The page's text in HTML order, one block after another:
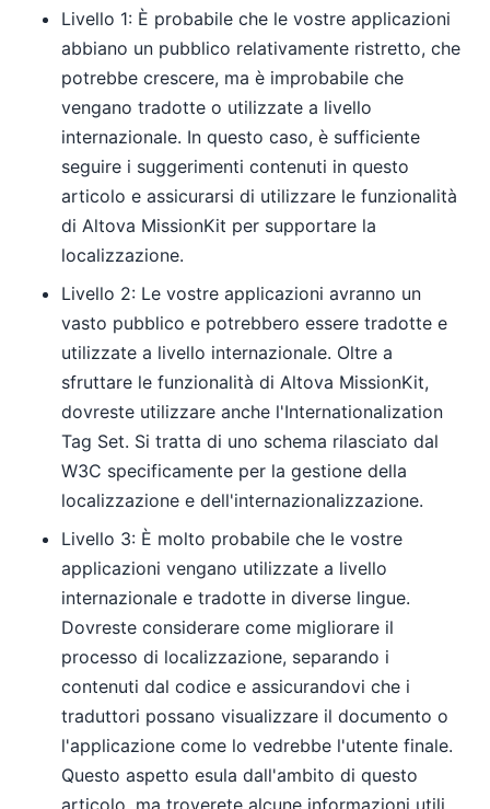
Livello 1: È probabile che le vostre applicazioni
abbiano un pubblico relativamente ristretto, che
potrebbe crescere, ma è improbabile che
vengano tradotte o utilizzate a livello
internazionale. In questo caso, è sufficiente
seguire i suggerimenti contenuti in questo
articolo e assicurarsi di utilizzare le funzionalità
di Altova MissionKit per supportare la
localizzazione.
Livello 2: Le vostre applicazioni avranno un
vasto pubblico e potrebbero essere tradotte e
utilizzate a livello internazionale. Oltre a
sfruttare le funzionalità di Altova MissionKit,
dovreste utilizzare anche l'Internationalization
Tag Set. Si tratta di uno schema rilasciato dal
W3C specificamente per la gestione della
localizzazione e dell'internazionalizzazione.
Livello 3: È molto probabile che le vostre
applicazioni vengano utilizzate a livello
internazionale e tradotte in diverse lingue.
Dovreste considerare come migliorare il
processo di localizzazione, separando i
contenuti dal codice e assicurandovi che i
traduttori possano visualizzare il documento o
l'applicazione come lo vedrebbe l'utente finale.
Questo aspetto esula dall'ambito di questo